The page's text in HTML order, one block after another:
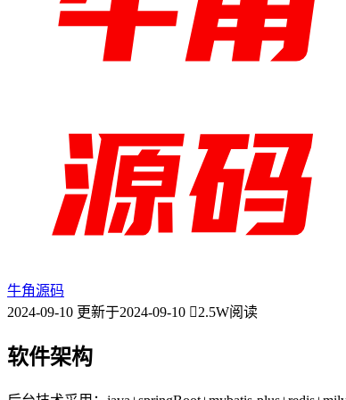
牛角源码
2024-09-10 更新于2024-09-10 2.5W阅读
软件架构